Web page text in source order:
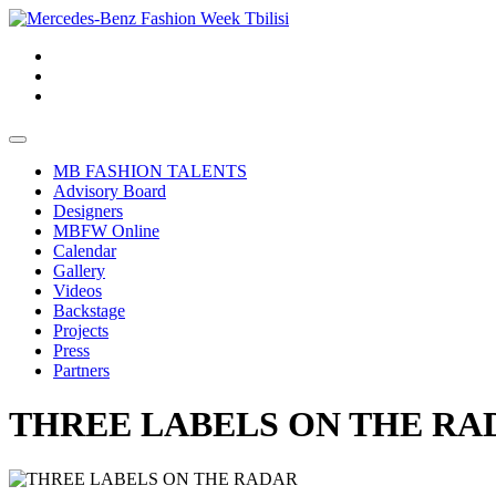
MB FASHION TALENTS
Advisory Board
Designers
MBFW Online
Calendar
Gallery
Videos
Backstage
Projects
Press
Partners
THREE LABELS ON THE